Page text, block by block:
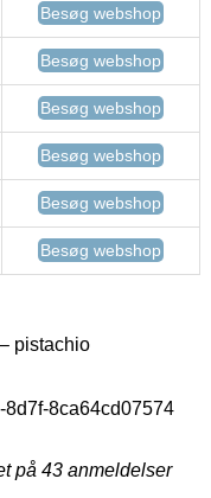
Besøg webshop
Besøg webshop
Besøg webshop
Besøg webshop
Besøg webshop
Besøg webshop
pistachio
8ca64cd07574
på 43 anmeldelser